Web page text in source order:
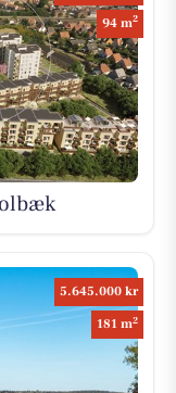
94 m2
5.645.000 kr
181 m2